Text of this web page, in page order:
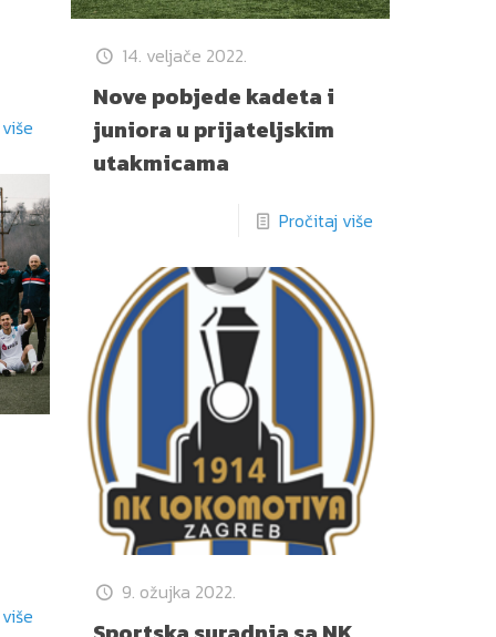
14. veljače 2022.
Nove pobjede kadeta i
juniora u prijateljskim
utakmicama
Pročitaj više
9. ožujka 2022.